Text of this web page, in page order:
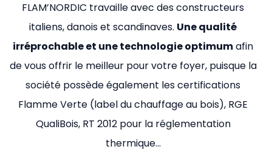
FLAM’NORDIC travaille avec des constructeurs
italiens, danois et scandinaves. Une qualité
irréprochable et une technologie optimumafin
de vous offrir le meilleur pour votre foyer, puisque la
société possède également les certifications
Flamme Verte (label du chauffage au bois), RGE
QualiBois, RT 2012 pour la réglementation
thermique…